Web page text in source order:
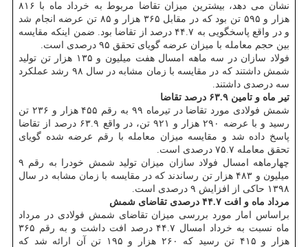
نشان می دهد، بیشترین میزان تقاضا مربوط به خرداد ماه با ۸۱۶
هزار و ۵۹۵ تن بود که در مقابل ۳۶۵ هزار و ۸۵ تن عرضه انجام شد
و در واقع پاسخگویی به ۴۴.۷ درصد از تقاضا بود. ضمن اینکه مقایسه
بین حجم معامله با میزان عرضه گویای تحقق ۹۵ درصدی است.
فولاد سازان در سه ماهه امسال هفت میلیون و ۱۳۵ هزار تن تولید
شمش داشتند که در مقایسه با زمان مشابه در سال ۹۸ رشد عملکرد
سه درصدی داشتند.
تیر ماه و تامین ۶۳.۹ درصد تقاضا
شمش فولادی مورد تقاضا در تیرماه ۹۹ به رقم ۴۵۵ هزار و ۲۳۶ تن
رسید و با عرضه ۲۹۰ هزار و ۹۲۱ تن، در واقع ۶۳.۹ درصد از تقاضا
پاسخ داده شد و مقایسه میزان معامله با رقم عرضه شده گویای
تحقق معامله ۷۵.۷ درصدی است.
چهارماهه امسال فولاد سازان میزان تولید شمش خودرا به رقم ۹
میلیون و ۴۸۳ هزار تن رساندند که در مقایسه با زمان مشابه در سال
۱۳۹۸ حاکی از افزایش ۹ درصدی است.
مرداد ماه و افت ۴۴.۷ درصدی تقاضای شمش
براساس امار مورد بررسی میزان تقاضای شمش فولادی در مرداد
ماه نسبت به خرداد امسال ۴۴.۷ درصد افت داشت و به رقم ۳۶۵
هزار و ۴۱۵ تن رسید که ۲۶۰ هزار و ۱۹۵ تن آن ارائه شد که